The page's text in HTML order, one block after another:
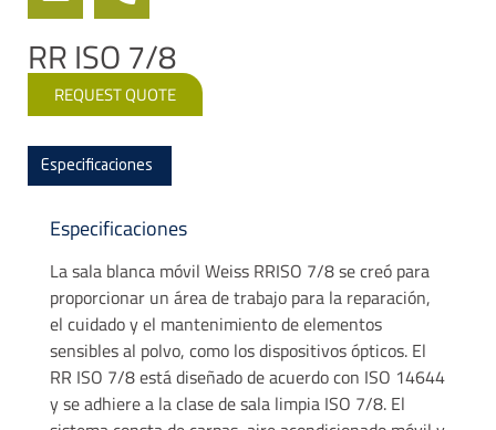
RR ISO 7/8
REQUEST QUOTE
Especificaciones
Especificaciones
La sala blanca móvil Weiss RRISO 7/8 se creó para
proporcionar un área de trabajo para la reparación,
el cuidado y el mantenimiento de elementos
sensibles al polvo, como los dispositivos ópticos. El
RR ISO 7/8 está diseñado de acuerdo con ISO 14644
y se adhiere a la clase de sala limpia ISO 7/8. El